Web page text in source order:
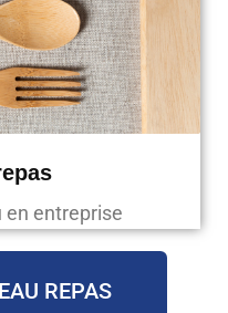
en entreprise
REPAS